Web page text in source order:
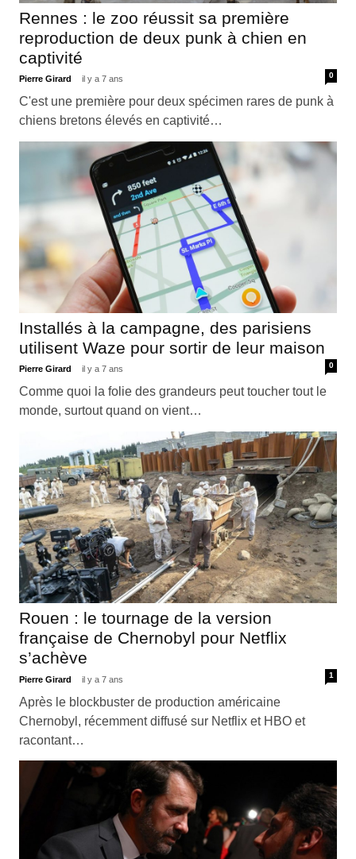
Rennes : le zoo réussit sa première
reproduction de deux punk à chien en
captivité
Pierre Girard il y a 7 ans 0
C'est une première pour deux spécimen rares de punk à
chiens bretons élevés en captivité…
Installés à la campagne, des parisiens
utilisent Waze pour sortir de leur maison
Pierre Girard il y a 7 ans 0
Comme quoi la folie des grandeurs peut toucher tout le
monde, surtout quand on vient…
Rouen : le tournage de la version
française de Chernobyl pour Netflix
s’achève
Pierre Girard il y a 7 ans 1
Après le blockbuster de production américaine
Chernobyl, récemment diffusé sur Netflix et HBO et
racontant…